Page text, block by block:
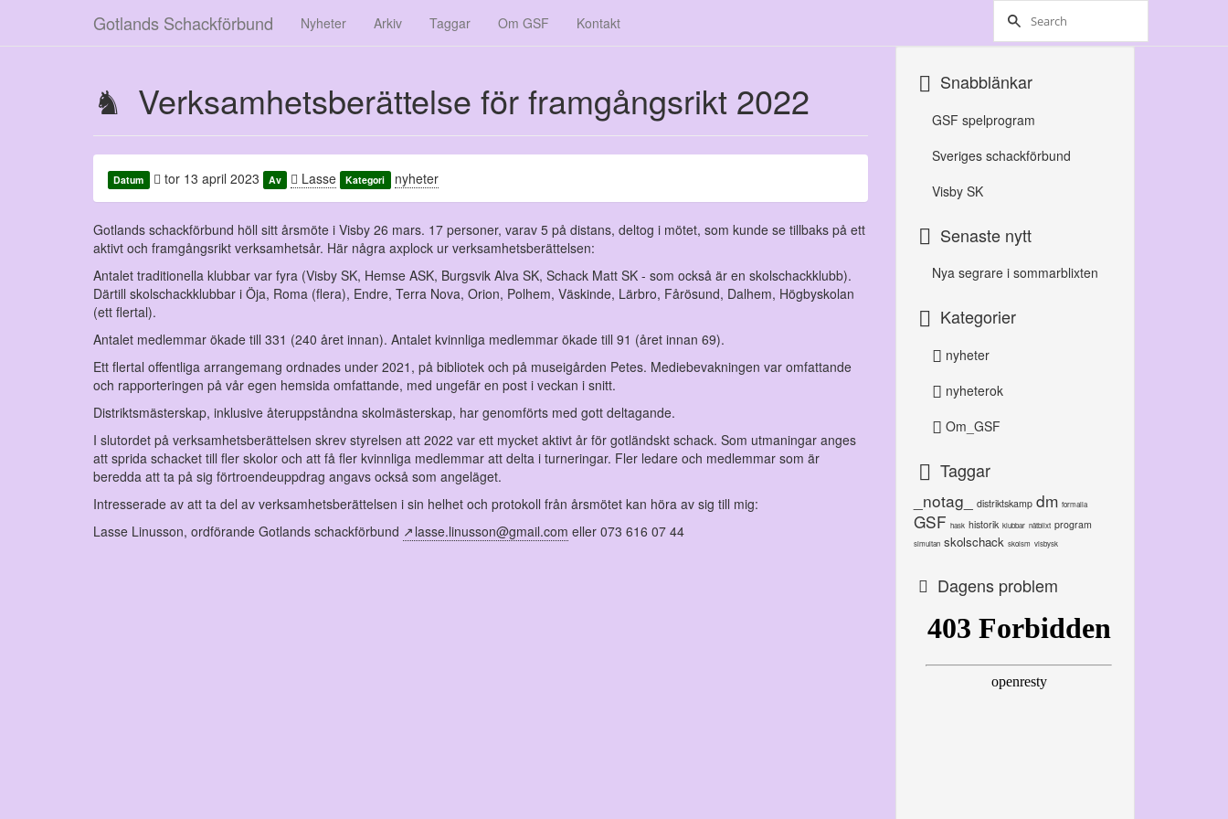
Gotlands Schackförbund Nyheter Arkiv Taggar Om GSF Kontakt
Verksamhetsberättelse för framgångsrikt 2022
Datum tor 13 april 2023 Av Lasse Kategori nyheter
Gotlands schackförbund höll sitt årsmöte i Visby 26 mars. 17 personer, varav 5 på distans, deltog i mötet, som kunde se tillbaks på ett
aktivt och framgångsrikt verksamhetsår. Här några axplock ur verksamhetsberättelsen:
Antalet traditionella klubbar var fyra (Visby SK, Hemse ASK, Burgsvik Alva SK, Schack Matt SK - som också är en skolschackklubb).
Därtill skolschackklubbar i Öja, Roma (flera), Endre, Terra Nova, Orion, Polhem, Väskinde, Lärbro, Fårösund, Dalhem, Högbyskolan
(ett flertal).
Antalet medlemmar ökade till 331 (240 året innan). Antalet kvinnliga medlemmar ökade till 91 (året innan 69).
Ett flertal offentliga arrangemang ordnades under 2021, på bibliotek och på museigården Petes. Mediebevakningen var omfattande
och rapporteringen på vår egen hemsida omfattande, med ungefär en post i veckan i snitt.
Distriktsmästerskap, inklusive återuppståndna skolmästerskap, har genomförts med gott deltagande.
I slutordet på verksamhetsberättelsen skrev styrelsen att 2022 var ett mycket aktivt år för gotländskt schack. Som utmaningar anges
att sprida schacket till fler skolor och att få fler kvinnliga medlemmar att delta i turneringar. Fler ledare och medlemmar som är
beredda att ta på sig förtroendeuppdrag angavs också som angeläget.
Intresserade av att ta del av verksamhetsberättelsen i sin helhet och protokoll från årsmötet kan höra av sig till mig:
Lasse Linusson, ordförande Gotlands schackförbund
lasse.linusson@gmail.com eller 073 616 07 44
Snabblänkar
GSF spelprogram
Sveriges schackförbund
Visby SK
Senaste nytt
Nya segrare i sommarblixten
Kategorier
nyheter
nyheterok
Om_GSF
Taggar
_notag_ distriktskamp dm formalia
GSF hask historik klubbar nätblixt program
simultan skolschack skolsm visbysk
Dagens problem